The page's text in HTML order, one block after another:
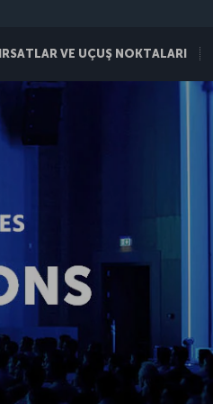
VE UÇUŞ NOKTALARI